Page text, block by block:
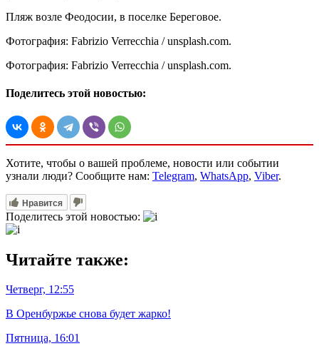
Пляж возле Феодосии, в поселке Береговое.
Фотография: Fabrizio Verrecchia / unsplash.com.
Фотография: Fabrizio Verrecchia / unsplash.com.
Поделитесь этой новостью:
Хотите, чтобы о вашей проблеме, новости или событии
узнали люди? Сообщите нам: Telegram, WhatsApp, Viber.
Нравится
Поделитесь этой новостью:
Читайте также:
Четверг, 12:55
В Оренбуржье снова будет жарко!
Пятница, 16:01